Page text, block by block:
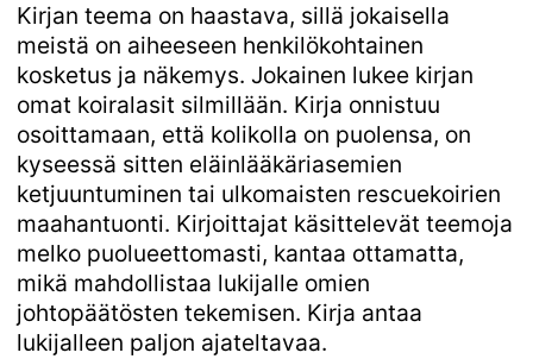
Kirjan teema on haastava, sillä jokaisella
meistä on aiheeseen henkilökohtainen
kosketus ja näkemys. Jokainen lukee kirjan
omat koiralasit silmillään. Kirja onnistuu
osoittamaan, että kolikolla on puolensa, on
kyseessä sitten eläinlääkäriasemien
ketjuuntuminen tai ulkomaisten rescuekoirien
maahantuonti. Kirjoittajat käsittelevät teemoja
melko puolueettomasti, kantaa ottamatta,
mikä mahdollistaa lukijalle omien
johtopäätösten tekemisen. Kirja antaa
lukijalleen paljon ajateltavaa.